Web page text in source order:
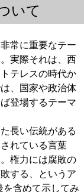
いて
て
常に重要なテー
実際それは、西
テレスの時代か
、国家や政治体
登場するテーマ
長い伝統がある
れている言葉
権力には腐敗の
する、というア
を含めて示してみ